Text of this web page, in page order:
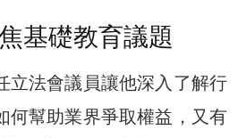
基礎教育議題
立法會議員讓他深入了解行
何幫助業界爭取權益，又有